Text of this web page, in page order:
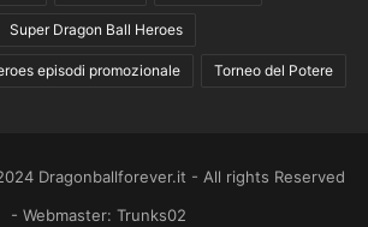
Super Dragon Ball Heroes
episodi promozionale Torneo del Potere
Dragonballforever.it - All rights Reserved
- Webmaster: Trunks02